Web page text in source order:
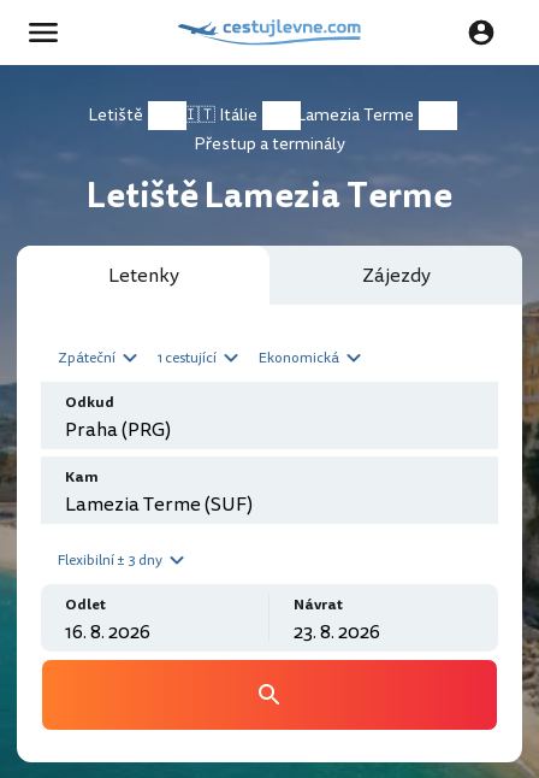
Letiště 🇮🇹 Itálie
Lamezia Terme
Přestup a terminály
Letiště Lamezia Terme
Letenky Zájezdy
Zpáteční 1 cestující Ekonomická
Odkud
Kam
Flexibilní ± 3 dny
Odlet Návrat